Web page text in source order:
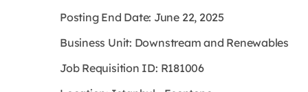
Posting End Date: June 22, 2025
Business Unit: Downstream and Renewables
Job Requisition ID: R181006